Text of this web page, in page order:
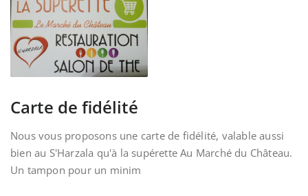
Carte de fidélité
Nous vous proposons une carte de fidélité, valable aussi
bien au S'Harzala qu'à la supérette Au Marché du Château.
Un tampon pour un minim